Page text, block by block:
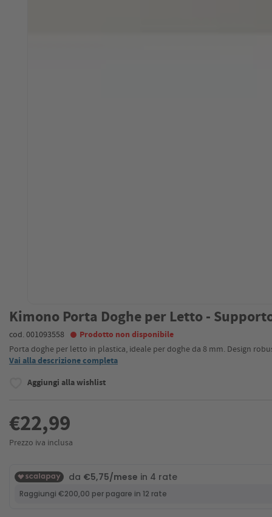
Kimono Porta Doghe per Letto -
cod. 001093558 Prodotto non disponibile
Porta doghe per letto in plastica, ideale per doghe da 8 mm. Design
Vai alla descrizione completa
Aggiungi alla wishlist
€22,99
Prezzo iva inclusa